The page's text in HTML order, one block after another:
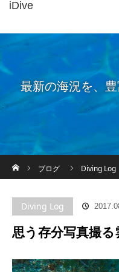
iDive
最新の海況を、
ブログ
Diving Log
Diving Log
思う存分写真撮る